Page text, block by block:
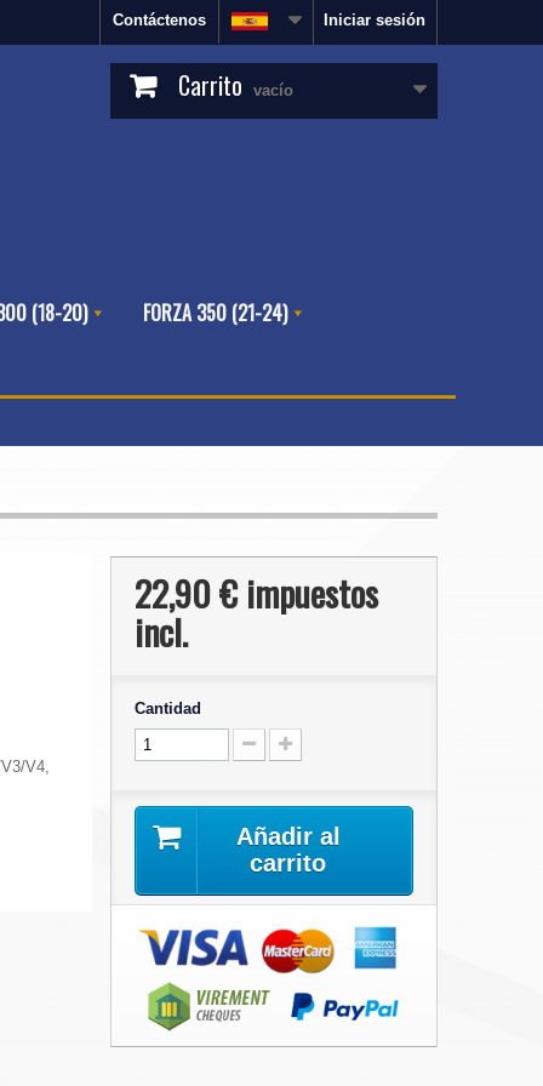
Iniciar sesión
Contáctenos
Carrito vacío
(18-20) FORZA 350 (21-24)
V4,
22,90 €impuestos
incl.
Cantidad
Añadir al
carrito